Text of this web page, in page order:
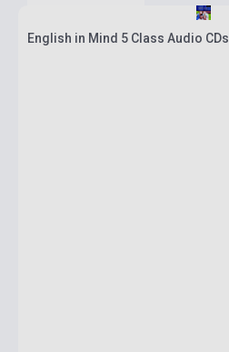
English in Mind 5 Class Audio CDs